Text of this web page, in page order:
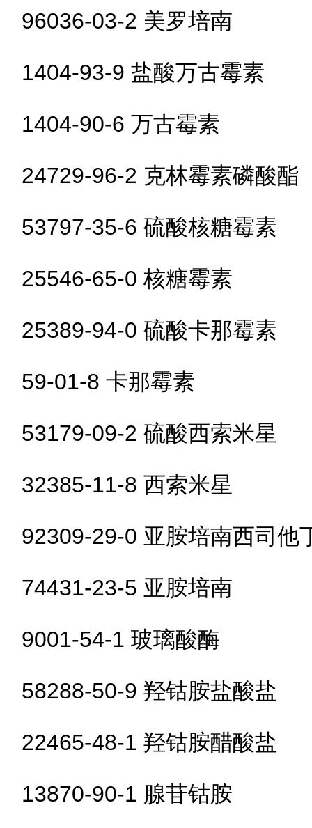
96036-03-2 美罗培南
1404-93-9 盐酸万古霉素
1404-90-6 万古霉素
24729-96-2 克林霉素磷酸酯
53797-35-6 硫酸核糖霉素
25546-65-0 核糖霉素
25389-94-0 硫酸卡那霉素
59-01-8 卡那霉素
53179-09-2 硫酸西索米星
32385-11-8 西索米星
92309-29-0 亚胺培南西司他
74431-23-5 亚胺培南
9001-54-1 玻璃酸酶
58288-50-9 羟钴胺盐酸盐
22465-48-1 羟钴胺醋酸盐
13870-90-1 腺苷钴胺